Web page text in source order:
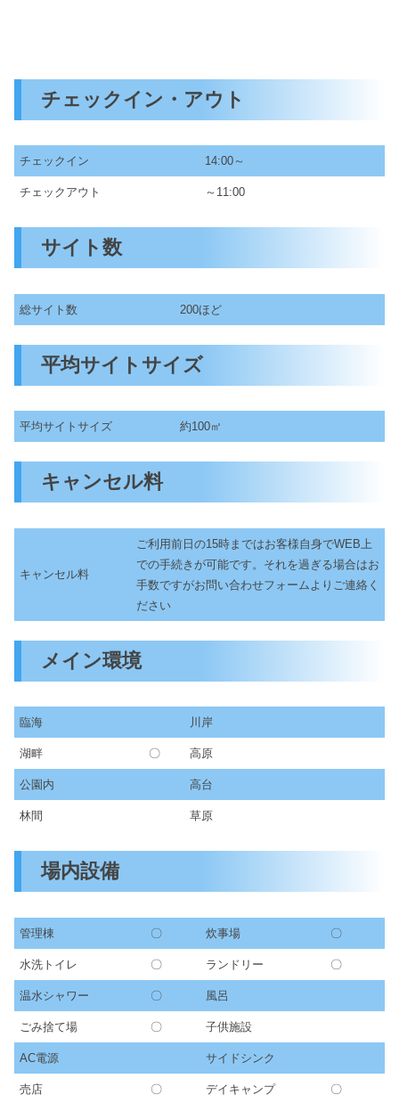
チェックイン・アウト
チェックイン 14:00～
チェックアウト ～11:00
サイト数
総サイト数 200ほど
平均サイトサイズ
平均サイトサイズ 約100㎡
キャンセル料
キャンセル料
ご利用前日の15時まではお客様自身でWEB上
での手続きが可能です。それを過ぎる場合はお
手数ですがお問い合わせフォームよりご連絡く
ださい
メイン環境
臨海 川岸
湖畔 〇 高原
公園内 高台
林間 草原
場内設備
管理棟 〇 炊事場 〇
水洗トイレ 〇 ランドリー 〇
温水シャワー 〇 風呂
ごみ捨て場 〇 子供施設
AC電源 サイドシンク
売店 〇 デイキャンプ 〇